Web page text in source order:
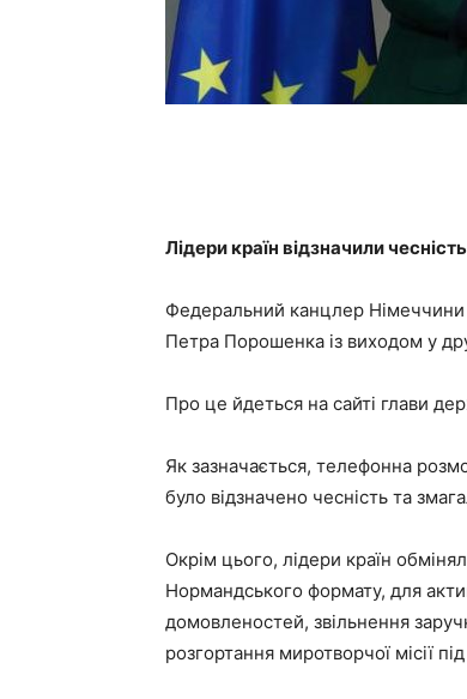
Лідери країн відзначили
Федеральний канцлер Німеччини
Петра Порошенка із виходом у
Про це йдеться на сайті глави
Як зазначається, телефонна
було відзначено чесність та
Окрім цього, лідери країн
Нормандського формату, для
домовленостей, звільнення
розгортання миротворчої місії